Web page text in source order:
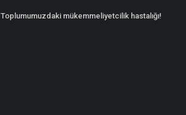
Toplumumuzdaki mükemmeliyetcilik hastalığı!